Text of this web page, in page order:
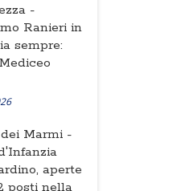
-
Ranieri in
sempre:
Marmi -
aperte
posti nella